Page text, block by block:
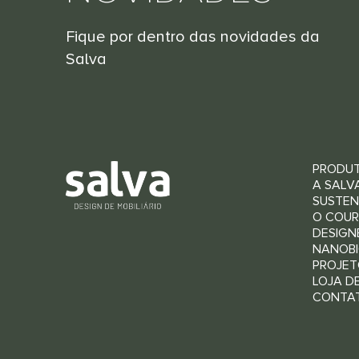
Fique por dentro das novidades da
Salva
A
O
LOJA